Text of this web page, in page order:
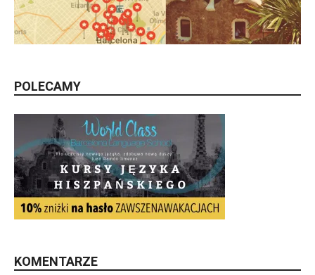
POLECAMY
KOMENTARZE